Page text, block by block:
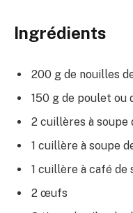
Ingrédients
200 g de nouilles
150 g de poulet ou
2 cuillères à soupe
1 cuillère à soupe
1 cuillère à café de
2 œufs